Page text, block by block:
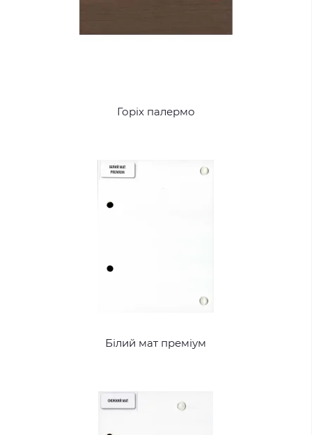
Горіх палермо
Білий мат преміум